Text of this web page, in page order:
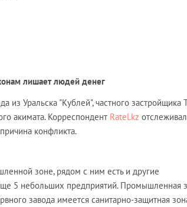
лишает людей денег
из Уральска "Кублей", частного застройщика
акимата. Корреспондент Ratel.kz отслеживал
конфликта.
зоне, рядом с ним есть и другие
5 небольших предприятий. Промышленная
завода имеется санитарно-защитная